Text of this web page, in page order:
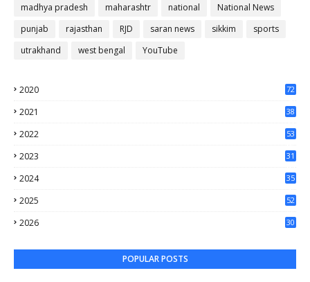
madhya pradesh
maharashtr national
National News
punjab
rajasthan RJD saran news sikkim
sports
utrakhand
west bengal YouTube
2020
72
2021
38
2022
53
2023
31
2024
35
2025
52
2026
30
POPULAR POSTS